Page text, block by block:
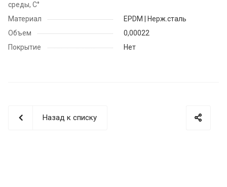
среды, С°
Материал
EPDM | Нерж.сталь
Объем
0,00022
Покрытие
Нет
Назад к списку